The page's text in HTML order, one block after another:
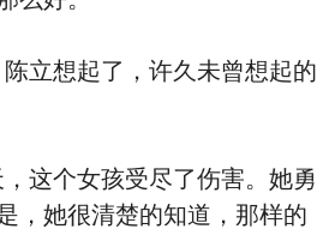
想起了，许久未曾想起的
个女孩受尽了伤害。她勇
，她很清楚的知道，那样的